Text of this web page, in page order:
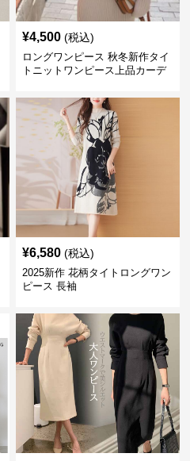
¥4,500 (税込)
ロングワンピース 秋冬新作タイ
トニットワンピース上品カーデ
¥6,580 (税込)
2025新作 花柄タイトロングワン
ピース 長袖